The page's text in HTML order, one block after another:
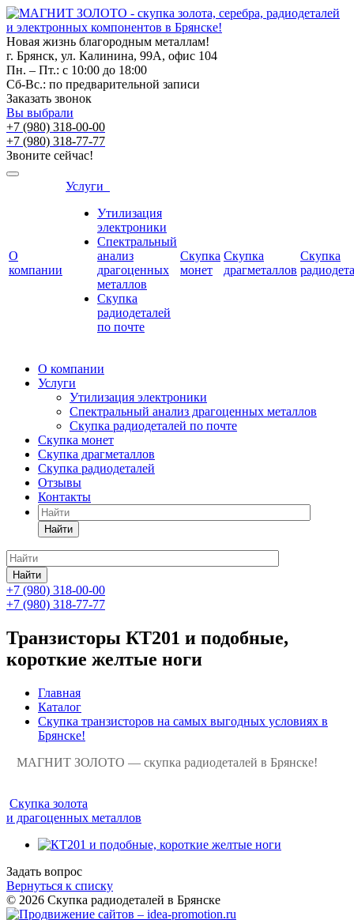
Новая жизнь благородным металлам!
г. Брянск, ул. Калинина, 99А, офис 104
Пн. – Пт.: с 10:00 до 18:00
Сб-Вс.: по предварительной записи
Заказать звонок
Вы выбрали
+7 (980) 318-00-00
+7 (980) 318-77-77
Звоните сейчас!
О
компании
Услуги
Утилизация
электроники
Спектральный
анализ
драгоценных
металлов
Скупка
радиодеталей
по почте
Скупка
монет
Скупка
драгметаллов
Скупка
О компании
Услуги
Утилизация электроники
Спектральный анализ драгоценных металлов
Скупка радиодеталей по почте
Скупка монет
Скупка драгметаллов
Скупка радиодеталей
Отзывы
Контакты
Найти
Найти
+7 (980) 318-00-00
+7 (980) 318-77-77
Транзисторы КТ201 и подобные,
короткие желтые ноги
Главная
Каталог
Скупка транзисторов на самых выгодных условиях в
Брянске!
МАГНИТ ЗОЛОТО — скупка радиодеталей в Брянске!
Скупка золота
и драгоценных металлов
Задать вопрос
Вернуться к списку
© 2026 Скупка радиодеталей в Брянске